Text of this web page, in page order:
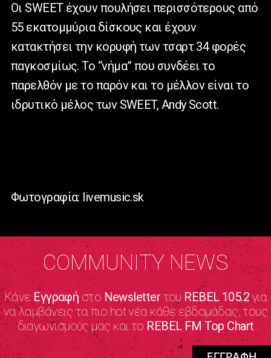
Οι SWEET έχουν πουλήσει περισσότερους από
55 εκατομμύρια δίσκους και έχουν
κατακτήσει την κορυφή των τσαρτ 34 φορές
παγκοσμίως. Το “νήμα” που συνδέει το
παρελθόν με το παρόν και το μέλλον είναι το
ιδρυτικό μέλος των SWEET, Andy Scott.
Φωτογραφία: livemusic.sk
COMMUNITY NEWS
Κάνε Εγγραφήστο NewsletterτουREBEL 105.2για
να λαμβάνεις τα πιο hot νέα κάθε εβδομάδας, τους
διαγωνισμούς μας και το REBEL FM Top Chart